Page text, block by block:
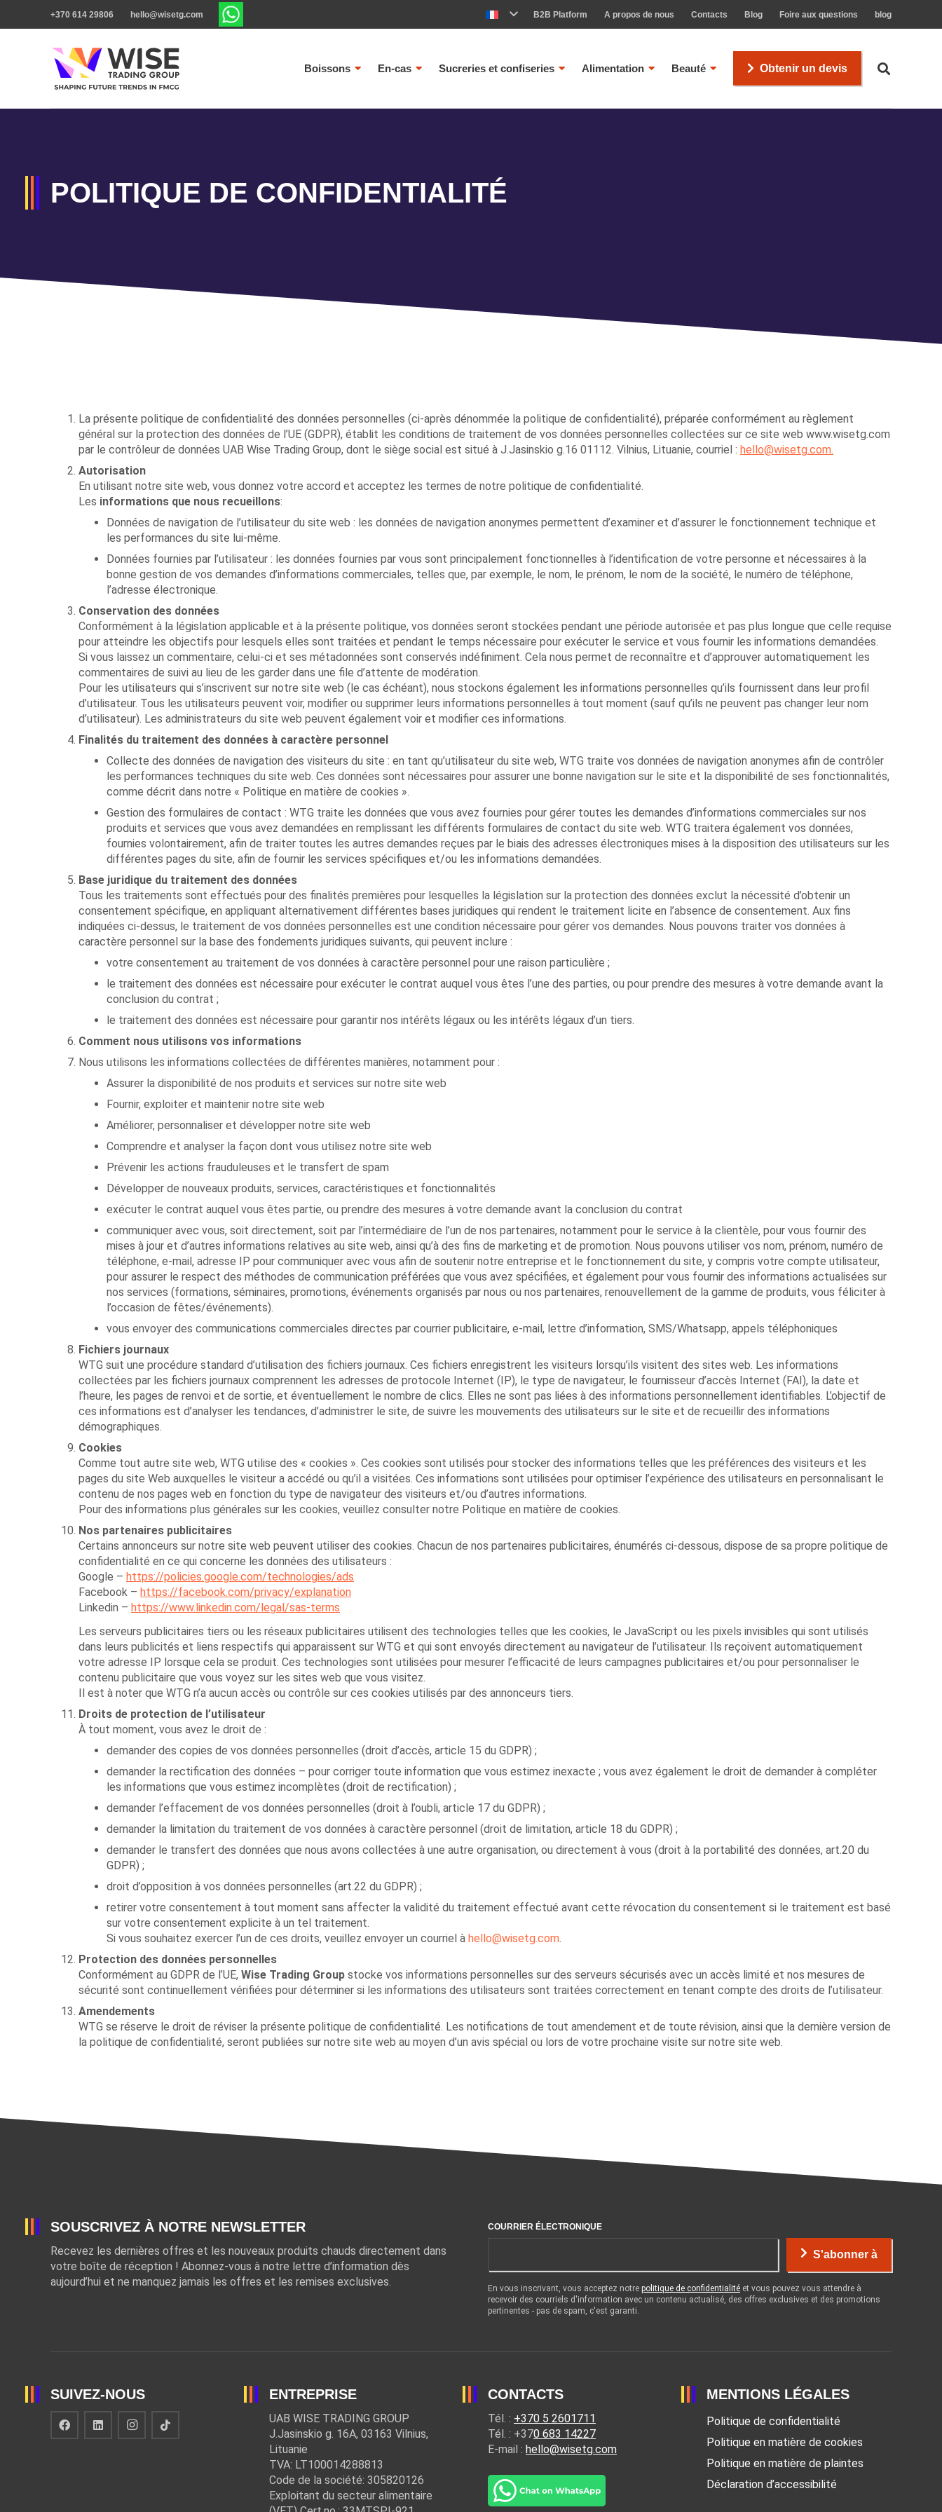
+370 614 29806 hello@wisetg.com B2B Platform A propos de nous Contacts Blog Foire aux questions blog
Boissons En-cas Sucreries et confiseries Alimentation Beauté Obtenir un devis
POLITIQUE DE CONFIDENTIALITÉ
La présente politique de confidentialité des données personnelles (ci-après dénommée la politique de confidentialité), préparée conformément au règlement
général sur la protection des données de l’UE (GDPR), établit les conditions de traitement de vos données personnelles collectées sur ce site web www.wisetg.com
par le contrôleur de données UAB Wise Trading Group, dont le siège social est situé à J.Jasinskio g.16 01112. Vilnius, Lituanie, courriel : hello@wisetg.com.
Autorisation
En utilisant notre site web, vous donnez votre accord et acceptez les termes de notre politique de confidentialité.
Les informations que nous recueillons:
Données de navigation de l’utilisateur du site web : les données de navigation anonymes permettent d’examiner et d’assurer le fonctionnement technique et
les performances du site lui-même.
Données fournies par l’utilisateur : les données fournies par vous sont principalement fonctionnelles à l’identification de votre personne et nécessaires à la
bonne gestion de vos demandes d’informations commerciales, telles que, par exemple, le nom, le prénom, le nom de la société, le numéro de téléphone,
l’adresse électronique.
Conservation des données
Conformément à la législation applicable et à la présente politique, vos données seront stockées pendant une période autorisée et pas plus longue que celle requise
pour atteindre les objectifs pour lesquels elles sont traitées et pendant le temps nécessaire pour exécuter le service et vous fournir les informations demandées.
Si vous laissez un commentaire, celui-ci et ses métadonnées sont conservés indéfiniment. Cela nous permet de reconnaître et d’approuver automatiquement les
commentaires de suivi au lieu de les garder dans une file d’attente de modération.
Pour les utilisateurs qui s’inscrivent sur notre site web (le cas échéant), nous stockons également les informations personnelles qu’ils fournissent dans leur profil
d’utilisateur. Tous les utilisateurs peuvent voir, modifier ou supprimer leurs informations personnelles à tout moment (sauf qu’ils ne peuvent pas changer leur nom
d’utilisateur). Les administrateurs du site web peuvent également voir et modifier ces informations.
Finalités du traitement des données à caractère personnel
Collecte des données de navigation des visiteurs du site : en tant qu’utilisateur du site web, WTG traite vos données de navigation anonymes afin de contrôler
les performances techniques du site web. Ces données sont nécessaires pour assurer une bonne navigation sur le site et la disponibilité de ses fonctionnalités,
comme décrit dans notre « Politique en matière de cookies ».
Gestion des formulaires de contact : WTG traite les données que vous avez fournies pour gérer toutes les demandes d’informations commerciales sur nos
produits et services que vous avez demandées en remplissant les différents formulaires de contact du site web. WTG traitera également vos données,
fournies volontairement, afin de traiter toutes les autres demandes reçues par le biais des adresses électroniques mises à la disposition des utilisateurs sur les
différentes pages du site, afin de fournir les services spécifiques et/ou les informations demandées.
Base juridique du traitement des données
Tous les traitements sont effectués pour des finalités premières pour lesquelles la législation sur la protection des données exclut la nécessité d’obtenir un
consentement spécifique, en appliquant alternativement différentes bases juridiques qui rendent le traitement licite en l’absence de consentement. Aux fins
indiquées ci-dessus, le traitement de vos données personnelles est une condition nécessaire pour gérer vos demandes. Nous pouvons traiter vos données à
caractère personnel sur la base des fondements juridiques suivants, qui peuvent inclure :
votre consentement au traitement de vos données à caractère personnel pour une raison particulière ;
le traitement des données est nécessaire pour exécuter le contrat auquel vous êtes l’une des parties, ou pour prendre des mesures à votre demande avant la
conclusion du contrat ;
le traitement des données est nécessaire pour garantir nos intérêts légaux ou les intérêts légaux d’un tiers.
Comment nous utilisons vos informations
Nous utilisons les informations collectées de différentes manières, notamment pour :
Assurer la disponibilité de nos produits et services sur notre site web
Fournir, exploiter et maintenir notre site web
Améliorer, personnaliser et développer notre site web
Comprendre et analyser la façon dont vous utilisez notre site web
Prévenir les actions frauduleuses et le transfert de spam
Développer de nouveaux produits, services, caractéristiques et fonctionnalités
exécuter le contrat auquel vous êtes partie, ou prendre des mesures à votre demande avant la conclusion du contrat
communiquer avec vous, soit directement, soit par l’intermédiaire de l’un de nos partenaires, notamment pour le service à la clientèle, pour vous fournir des
mises à jour et d’autres informations relatives au site web, ainsi qu’à des fins de marketing et de promotion. Nous pouvons utiliser vos nom, prénom, numéro de
téléphone, e-mail, adresse IP pour communiquer avec vous afin de soutenir notre entreprise et le fonctionnement du site, y compris votre compte utilisateur,
pour assurer le respect des méthodes de communication préférées que vous avez spécifiées, et également pour vous fournir des informations actualisées sur
nos services (formations, séminaires, promotions, événements organisés par nous ou nos partenaires, renouvellement de la gamme de produits, vous féliciter à
l’occasion de fêtes/événements).
vous envoyer des communications commerciales directes par courrier publicitaire, e-mail, lettre d’information, SMS/Whatsapp, appels téléphoniques
Fichiers journaux
WTG suit une procédure standard d’utilisation des fichiers journaux. Ces fichiers enregistrent les visiteurs lorsqu’ils visitent des sites web. Les informations
collectées par les fichiers journaux comprennent les adresses de protocole Internet (IP), le type de navigateur, le fournisseur d’accès Internet (FAI), la date et
l’heure, les pages de renvoi et de sortie, et éventuellement le nombre de clics. Elles ne sont pas liées à des informations personnellement identifiables. L’objectif de
ces informations est d’analyser les tendances, d’administrer le site, de suivre les mouvements des utilisateurs sur le site et de recueillir des informations
démographiques.
Cookies
Comme tout autre site web, WTG utilise des « cookies ». Ces cookies sont utilisés pour stocker des informations telles que les préférences des visiteurs et les
pages du site Web auxquelles le visiteur a accédé ou qu’il a visitées. Ces informations sont utilisées pour optimiser l’expérience des utilisateurs en personnalisant le
contenu de nos pages web en fonction du type de navigateur des visiteurs et/ou d’autres informations.
Pour des informations plus générales sur les cookies, veuillez consulter notre Politique en matière de cookies.
Nos partenaires publicitaires
Certains annonceurs sur notre site web peuvent utiliser des cookies. Chacun de nos partenaires publicitaires, énumérés ci-dessous, dispose de sa propre politique de
confidentialité en ce qui concerne les données des utilisateurs :
Google – https://policies.google.com/technologies/ads
Facebook – https://facebook.com/privacy/explanation
Linkedin – https://www.linkedin.com/legal/sas-terms
Les serveurs publicitaires tiers ou les réseaux publicitaires utilisent des technologies telles que les cookies, le JavaScript ou les pixels invisibles qui sont utilisés
dans leurs publicités et liens respectifs qui apparaissent sur WTG et qui sont envoyés directement au navigateur de l’utilisateur. Ils reçoivent automatiquement
votre adresse IP lorsque cela se produit. Ces technologies sont utilisées pour mesurer l’efficacité de leurs campagnes publicitaires et/ou pour personnaliser le
contenu publicitaire que vous voyez sur les sites web que vous visitez.
Il est à noter que WTG n’a aucun accès ou contrôle sur ces cookies utilisés par des annonceurs tiers.
Droits de protection de l’utilisateur
À tout moment, vous avez le droit de :
demander des copies de vos données personnelles (droit d’accès, article 15 du GDPR) ;
demander la rectification des données – pour corriger toute information que vous estimez inexacte ; vous avez également le droit de demander à compléter
les informations que vous estimez incomplètes (droit de rectification) ;
demander l’effacement de vos données personnelles (droit à l’oubli, article 17 du GDPR) ;
demander la limitation du traitement de vos données à caractère personnel (droit de limitation, article 18 du GDPR) ;
demander le transfert des données que nous avons collectées à une autre organisation, ou directement à vous (droit à la portabilité des données, art.20 du
GDPR) ;
droit d’opposition à vos données personnelles (art.22 du GDPR) ;
retirer votre consentement à tout moment sans affecter la validité du traitement effectué avant cette révocation du consentement si le traitement est basé
sur votre consentement explicite à un tel traitement.
Si vous souhaitez exercer l’un de ces droits, veuillez envoyer un courriel à hello@wisetg.com.
Protection des données personnelles
Conformément au GDPR de l’UE, Wise Trading Group stocke vos informations personnelles sur des serveurs sécurisés avec un accès limité et nos mesures de
sécurité sont continuellement vérifiées pour déterminer si les informations des utilisateurs sont traitées correctement en tenant compte des droits de l’utilisateur.
Amendements
WTG se réserve le droit de réviser la présente politique de confidentialité. Les notifications de tout amendement et de toute révision, ainsi que la dernière version de
la politique de confidentialité, seront publiées sur notre site web au moyen d’un avis spécial ou lors de votre prochaine visite sur notre site web.
SOUSCRIVEZ À NOTRE NEWSLETTER
Recevez les dernières offres et les nouveaux produits chauds directement dans
votre boîte de réception ! Abonnez-vous à notre lettre d’information dès
aujourd’hui et ne manquez jamais les offres et les remises exclusives.
COURRIER ÉLECTRONIQUE
S'abonner à
En vous inscrivant, vous acceptez notre politique de confidentialité et vous pouvez vous attendre à
recevoir des courriels d'information avec un contenu actualisé, des offres exclusives et des promotions
pertinentes - pas de spam, c'est garanti.
SUIVEZ-NOUS ENTREPRISE
UAB WISE TRADING GROUP
J.Jasinskio g. 16A, 03163 Vilnius,
Lituanie
TVA: LT100014288813
Code de la société: 305820126
Exploitant du secteur alimentaire
CONTACTS
Tél. : +370 5 2601711
Tél. : +370 683 14227
E-mail : hello@wisetg.com
MENTIONS LÉGALES
Politique de confidentialité
Politique en matière de cookies
Politique en matière de plaintes
Déclaration d’accessibilité